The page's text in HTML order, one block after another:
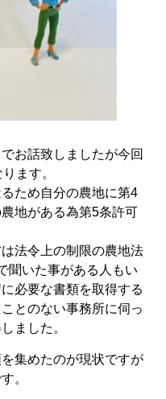
お話致しましたが今回
ます。
ため自分の農地に第4
地がある為第5条許可
法令上の制限の農地法
聞いた事がある人もい
必要な書類を取得する
とのない事務所に伺っ
ました。
集めたのが現状ですが
。